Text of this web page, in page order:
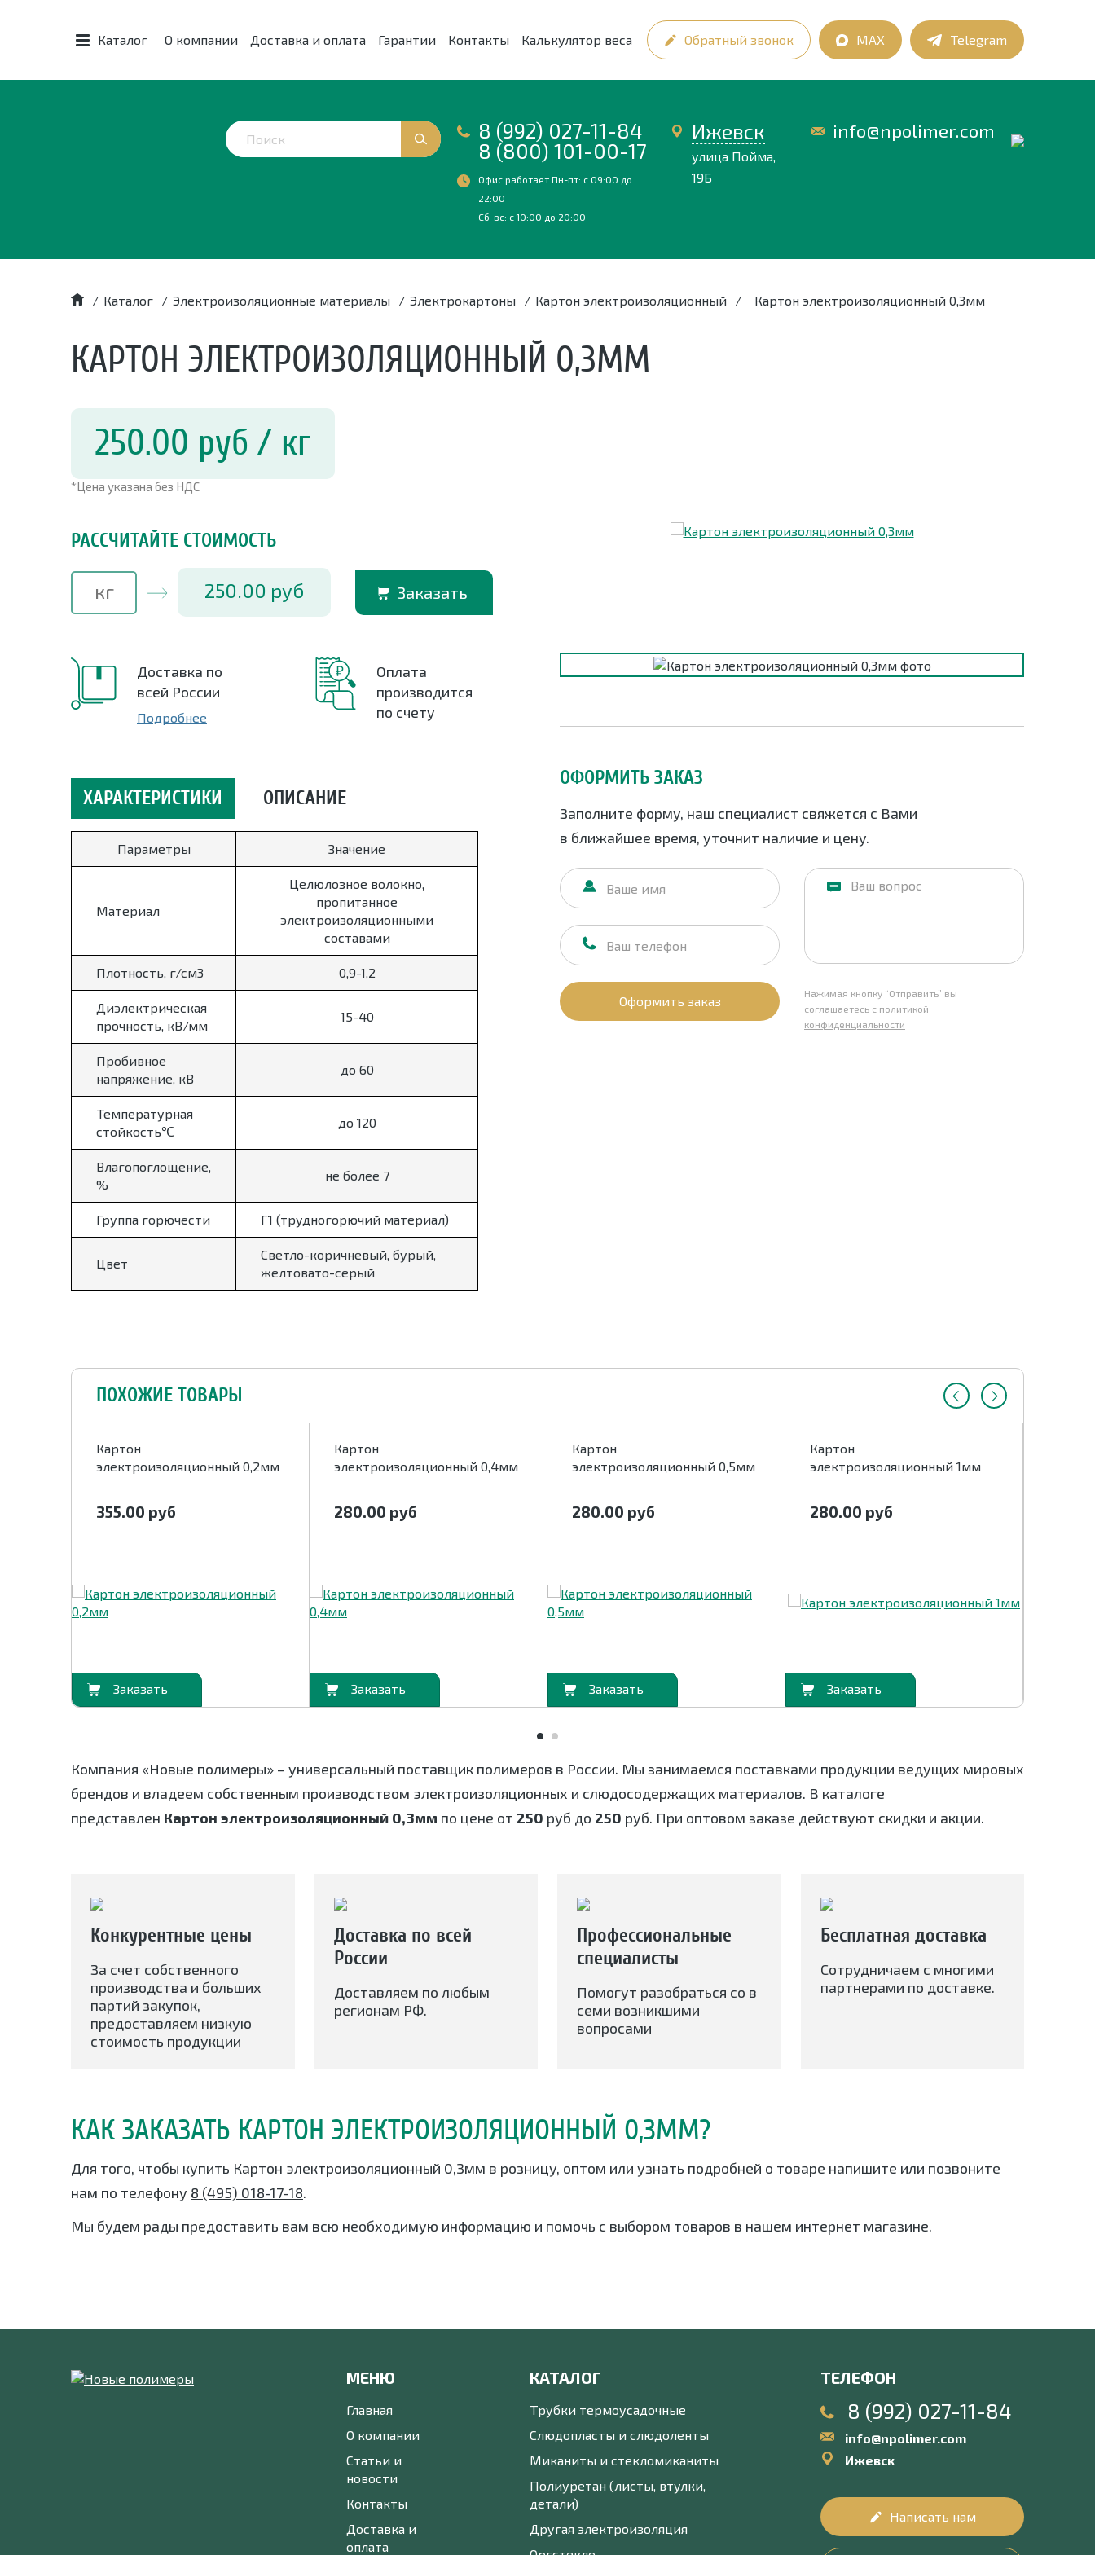
Каталог О компании Доставка и оплата Гарантии Контакты Калькулятор веса Обратный звонок MAX Telegram
8 (992) 027-11-84
8 (800) 101-00-17
Офис работает Пн-пт: с 09:00 до
22:00
Сб-вс: с 10:00 до 20:00
Ижевск
улица Пойма,
19Б
info@npolimer.com
/ Каталог / Электроизоляционные материалы / Электрокартоны / Картон электроизоляционный / Картон электроизоляционный 0,3мм
КАРТОН ЭЛЕКТРОИЗОЛЯЦИОННЫЙ 0,3ММ
ОФОРМИТЬ ЗАКАЗ
Заполните форму, наш специалист свяжется с Вами
в ближайшее время, уточнит наличие и цену.
Оформить заказ
Нажимая кнопку “Отправить” вы
соглашаетесь с политикой
конфиденциальности
250.00 руб / кг
*Цена указана без НДС
РАССЧИТАЙТЕ СТОИМОСТЬ
250.00 руб Заказать
Доставка по
всей России
Подробнее
Оплата
производится
по счету
ХАРАКТЕРИСТИКИ ОПИСАНИЕ
Параметры Значение
Материал
Целюлозное волокно,
пропитанное
электроизоляционными
составами
Плотность, г/см3 0,9-1,2
Диэлектрическая
прочность, кВ/мм
15-40
Пробивное
напряжение, кВ
до 60
Температурная
стойкость℃
до 120
Влагопоглощение,
%
не более 7
Группа горючести Г1 (трудногорючий материал)
Цвет
Светло-коричневый, бурый,
желтовато-серый
ПОХОЖИЕ ТОВАРЫ
Картон
электроизоляционный 0,2мм
355.00 руб
В корзину
Картон
электроизоляционный 0,4мм
280.00 руб
В корзину
Картон
электроизоляционный 0,5мм
280.00 руб
В корзину
Картон
электроизоляционный 1мм
280.00 руб
В корзину
Компания «Новые полимеры» – универсальный поставщик полимеров в России. Мы занимаемся поставками продукции ведущих мировых
брендов и владеем собственным производством электроизоляционных и слюдосодержащих материалов. В каталоге
представлен Картон электроизоляционный 0,3мм по цене от 250 руб до 250 руб. При оптовом заказе действуют скидки и акции.
Конкурентные цены
За счет собственного
производства и больших
партий закупок,
предоставляем низкую
стоимость продукции
Доставка по всей
России
Доставляем по любым
регионам РФ.
Профессиональные
специалисты
Помогут разобраться со в
семи возникшими
вопросами
Бесплатная доставка
Сотрудничаем с многими
партнерами по доставке.
КАК ЗАКАЗАТЬ КАРТОН ЭЛЕКТРОИЗОЛЯЦИОННЫЙ 0,3ММ?
Для того, чтобы купить Картон электроизоляционный 0,3мм в розницу, оптом или узнать подробней о товаре напишите или позвоните
нам по телефону 8 (495) 018-17-18.
Мы будем рады предоставить вам всю необходимую информацию и помочь с выбором товаров в нашем интернет магазине.
МЕНЮ
Главная
О компании
Статьи и
новости
Контакты
Доставка и
оплата
КАТАЛОГ
Трубки термоусадочные
Слюдопласты и слюдоленты
Миканиты и стекломиканиты
Полиуретан (листы, втулки,
детали)
Другая электроизоляция
ТЕЛЕФОН
8 (992) 027-11-84
info@npolimer.com
Ижевск
Написать нам